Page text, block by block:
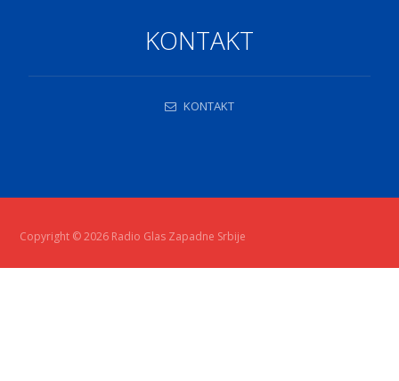
KONTAKT
KONTAKT
Copyright © 2026 Radio Glas Zapadne Srbije